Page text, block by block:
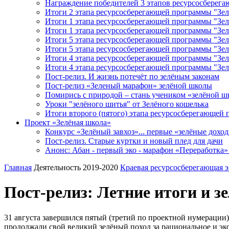
Награждение победителей 3 этапов
Итоги 2 этапа ресурсосберегающей программы
Итоги 1 этапа ресурсосберегающей программы
Итоги 1 этапа ресурсосберегающей программы
Итоги 5 этапа ресурсосберегающей программы
Итоги 5 этапа ресурсосберегающей программы
Итоги 4 этапа ресурсосберегающей программы
Итоги 4 этапа ресурсосберегающей программы
Пост-релиз. И жизнь потечёт по зелёным законам
Пост-релиз «Зеленый марафон» зелёной школы
Помирись с природой – стань учеником «зелёной
Уроки "зелёного шитья" от Зелёного кошелька
Итоги второго (пятого) этапа
Проект «Зелёная школа»
Конкурс «Зелёный завхоз»... первые «зелёные
Пост-релиз. Старые куртки и новый плед для дачи
Анонс: Абан - первый эко - марафон
Главная Деятельность 2019-2020 Краевая ресурсосберегающая
Пост-релиз: Летние итоги и
31 августа завершился пятый (третий по проектной
продолжали свой великий зелёный поход за рациональное и